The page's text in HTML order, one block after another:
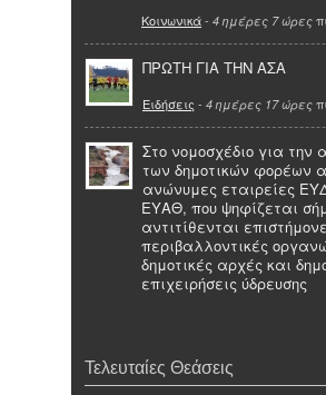
Κοινωνικά- 4 ημέρες 7 ώρες
ΠΡΩΤΗ ΓΙΑ ΤΗΝ ΑΣΑ
Ειδήσεις - 4 ημέρες 17 ώρες
Στο νομοσχέδιο για την
των δημοτικών φορέων
ανώνυμες εταιρείες
ΕΥΑΘ, που ψηφίζεται
αντιτίθενται
περιβαλλοντικές
δημοτικές αρχές και
επιχειρήσεις ύδρευσης
Τελευταίες Θεάσεις